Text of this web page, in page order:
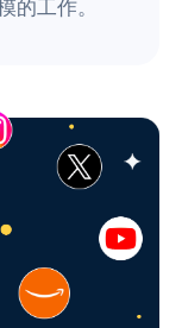
的工作。